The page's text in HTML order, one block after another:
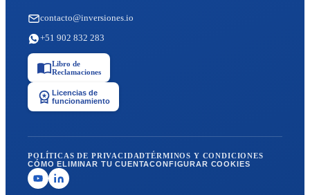
contacto@inversiones.io
+51 902 832 283
Libro de
Reclamaciones
Licencias de
funcionamiento
POLÍTICAS DE PRIVACIDADTÉRMINOS Y CONDICIONES
CÓMO ELIMINAR TU CUENTACONFIGURAR COOKIES